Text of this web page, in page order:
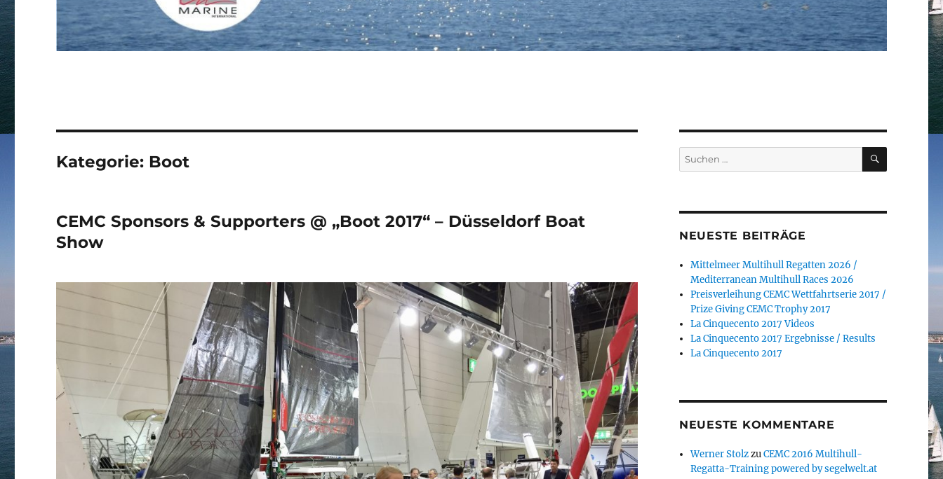
Kategorie: Boot
CEMC Sponsors & Supporters @ „Boot 2017“ – Düsseldorf Boat
Show
Suchen
nach:
SUCHEN
NEUESTE BEITRÄGE
Mittelmeer Multihull Regatten 2026 /
Mediterranean Multihull Races 2026
Preisverleihung CEMC Wettfahrtserie 2017 /
Prize Giving CEMC Trophy 2017
La Cinquecento 2017 Videos
La Cinquecento 2017 Ergebnisse / Results
La Cinquecento 2017
NEUESTE KOMMENTARE
Werner StolzzuCEMC 2016 Multihull-
Regatta-Training powered by segelwelt.at